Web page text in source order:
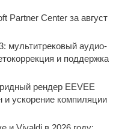
Partner Center за август
мультитрековый аудио-
и поддержка
рендер EEVEE
и ускорение компиляции